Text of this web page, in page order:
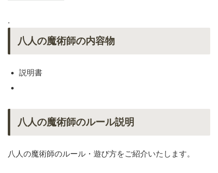
.
八人の魔術師の内容物
説明書
八人の魔術師のルール説明
八人の魔術師のルール・遊び方をご紹介いたします。